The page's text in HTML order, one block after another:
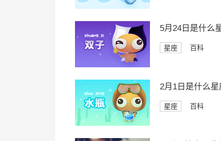
5月24日是什么
星座 百科
2月1日是什么星
星座 百科